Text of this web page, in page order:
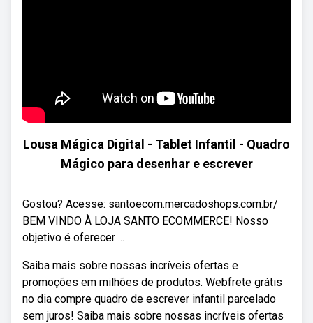
Lousa Mágica Digital - Tablet Infantil - Quadro
Mágico para desenhar e escrever
Gostou? Acesse: santoecom.mercadoshops.com.br/
BEM VINDO À LOJA SANTO ECOMMERCE! Nosso
objetivo é oferecer ...
Saiba mais sobre nossas incríveis ofertas e
promoções em milhões de produtos. Webfrete grátis
no dia compre quadro de escrever infantil parcelado
sem juros! Saiba mais sobre nossas incríveis ofertas